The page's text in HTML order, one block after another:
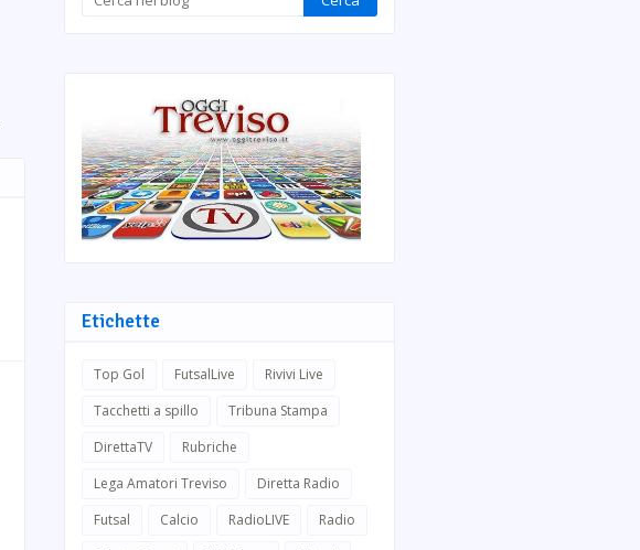
Etichette
Top Gol FutsalLive
Rivivi Live
Tacchetti a spillo
Tribuna Stampa
DirettaTV
Rubriche
Lega Amatori Treviso
Diretta Radio
Futsal
Calcio RadioLIVE
Radio